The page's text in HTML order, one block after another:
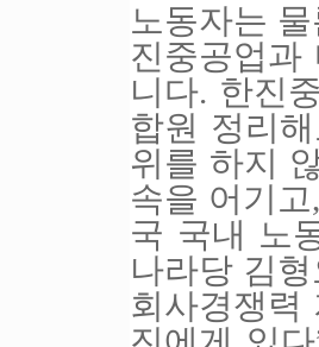
노동자는
진중공업과
니다. 한진
합원 정리
위를 하지
속을 어기
국 국내 노
나라당 김
회사경쟁력